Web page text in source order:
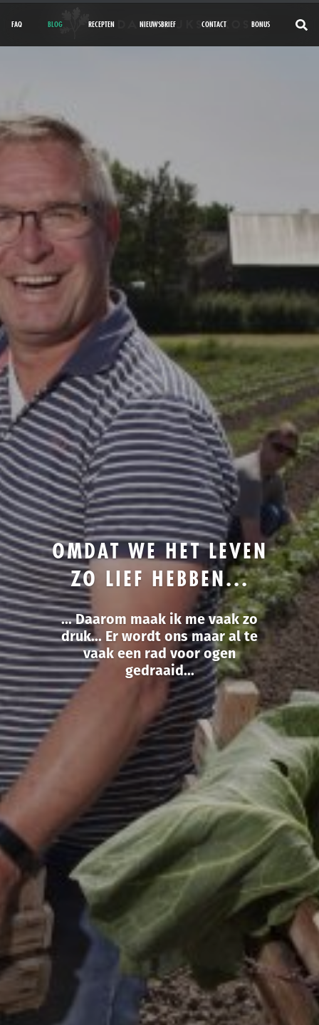
FAQ BLOG RECEPTEN NIEUWSBRIEF CONTACT BONUS
OMDAT WE HET LEVEN
ZO LIEF HEBBEN...
... Daarom maak ik me vaak zo
druk... Er wordt ons maar al te
vaak een rad voor ogen
gedraaid...